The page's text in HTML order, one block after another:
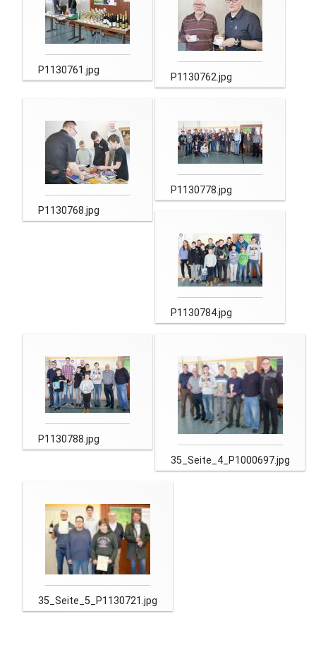
P1130761.jpg
P1130762.jpg
P1130768.jpg
P1130778.jpg
P1130784.jpg
P1130788.jpg
35_Seite_4_P1000697.jpg
35_Seite_5_P1130721.jpg